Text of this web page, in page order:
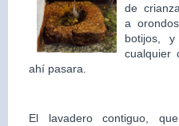
de
a
botijos,
cualquier
ahí pasara.
El lavadero contiguo,